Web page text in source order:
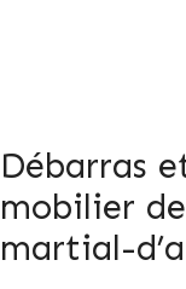
Débarras
mobilier
martial-